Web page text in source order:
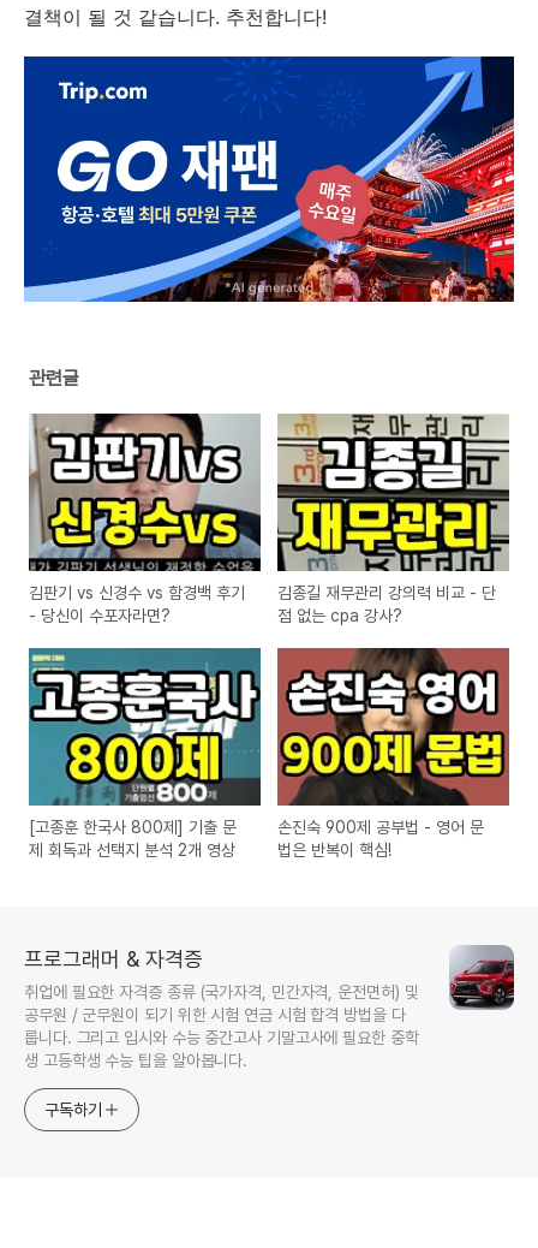
결책이 될 것 같습니다. 추천합니다!
관련글
김판기 vs 신경수 vs 함경백 후기
- 당신이 수포자라면?
김종길 재무관리 강의력 비교 - 단
점 없는 cpa 강사?
[고종훈 한국사 800제] 기출 문
제 회독과 선택지 분석 2개 영상
손진숙 900제 공부법 - 영어 문
법은 반복이 핵심!
프로그래머 & 자격증
취업에 필요한 자격증 종류 (국가자격, 민간자격, 운전면허) 및
공무원 / 군무원이 되기 위한 시험 연금 시험 합격 방법을 다
룹니다. 그리고 입시와 수능 중간고사 기말고사에 필요한 중학
생 고등학생 수능 팁을 알아봅니다.
구독하기